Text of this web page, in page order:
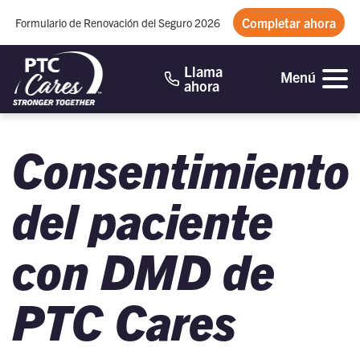
Formulario de Renovación del Seguro 2026 Completar ahora
Llama
ahora Menú
Consentimiento
del paciente
con DMD de
PTC Cares